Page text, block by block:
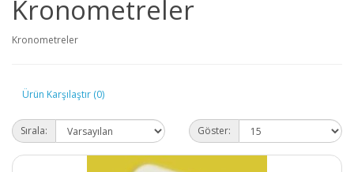
Kronometreler
Kronometreler
Ürün Karşılaştır (0)
Sırala: Göster: